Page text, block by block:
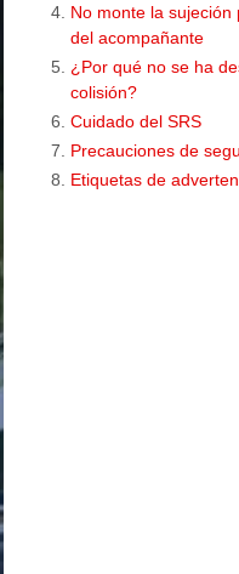
No monte la
del acompañante
¿Por qué no se ha
colisión?
Cuidado del SRS
Precauciones de
Etiquetas de